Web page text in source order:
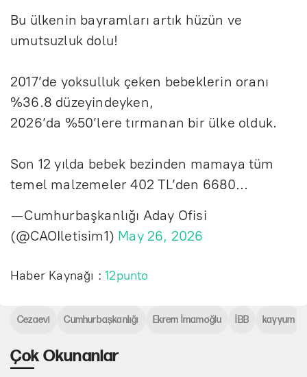
Bu ülkenin bayramları artık hüzün ve
umutsuzluk dolu!
2017’de yoksulluk çeken bebeklerin oranı
%36.8 düzeyindeyken,
2026’da %50’lere tırmanan bir ülke olduk.
Son 12 yılda bebek bezinden mamaya tüm
temel malzemeler 402 TL’den 6680…
— Cumhurbaşkanlığı Aday Ofisi
(@CAOIletisim1) May 26, 2026
Haber Kaynağı :12punto
Çok Okunanlar
Cezaevi Cumhurbaşkanlığı Ekrem İmamoğlu İBB kayyum